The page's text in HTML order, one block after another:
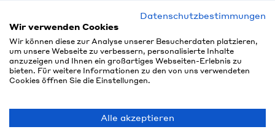
Datenschutzbestimmungen
Wir verwenden Cookies
Wir können diese zur Analyse unserer Besucherdaten platzieren,
um unsere Webseite zu verbessern, personalisierte Inhalte
anzuzeigen und Ihnen ein großartiges Webseiten-Erlebnis zu
bieten. Für weitere Informationen zu den von uns verwendeten
Cookies öffnen Sie die Einstellungen.
Alle akzeptieren